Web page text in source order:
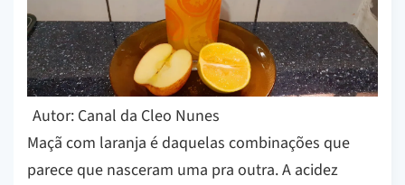
Autor: Canal da Cleo Nunes
Maçã com laranja é daquelas combinações que
parece que nasceram uma pra outra. A acidez